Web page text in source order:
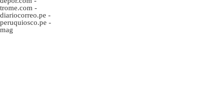
trome.com -
diariocorreo.pe -
peruquiosco.pe -
mag